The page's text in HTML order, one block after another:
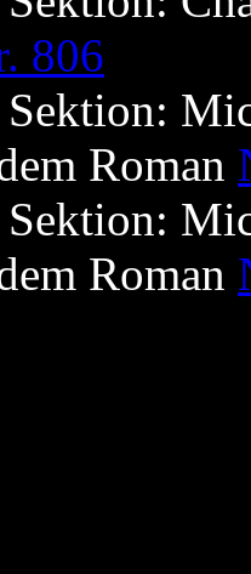
806
Roman
Roman